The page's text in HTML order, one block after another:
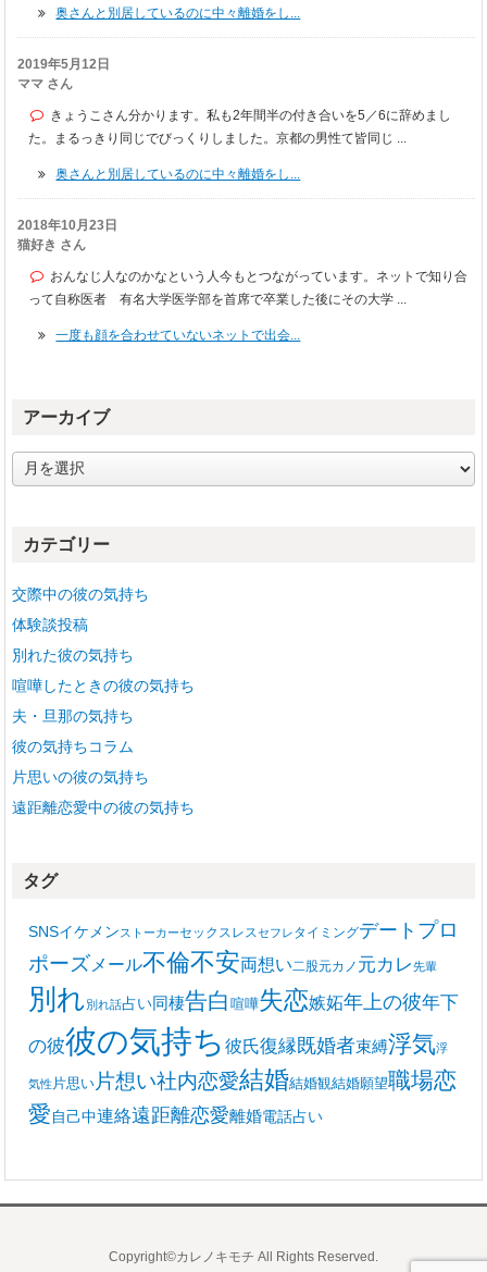
奥さんと別居しているのに中々離婚をし...
2019年5月12日
ママ さん
きょうこさん分かります。私も2年間半の付き合いを5／6に辞めまし
た。まるっきり同じでびっくりしました。京都の男性て皆同じ ...
奥さんと別居しているのに中々離婚をし...
2018年10月23日
猫好き さん
おんなじ人なのかなという人今もとつながっています。ネットで知り合
って自称医者 有名大学医学部を首席で卒業した後にその大学 ...
一度も顔を合わせていないネットで出会...
アーカイブ
ー
ブカテゴリー
交際中の彼の気持ち
体験談投稿
別れた彼の気持ち
喧嘩したときの彼の気持ち
夫・旦那の気持ち
彼の気持ちコラム
片思いの彼の気持ち
遠距離恋愛中の彼の気持ち
タグ
SNSイケメンストーカーセックスレスセフレタイミングデート プロ
ポーズ メール不倫不安両想い二股元カノ 元カレ先輩
別れ別れ話占い同棲告白 喧嘩失恋嫉妬年上の彼年下
の彼彼の気持ち 彼氏復縁既婚者束縛浮気浮
気性 片思い 片想い社内恋愛結婚結婚観結婚願望職場恋
愛自己中連絡遠距離恋愛離婚電話占い
Copyright©カレノキモチ All Rights Reserved.